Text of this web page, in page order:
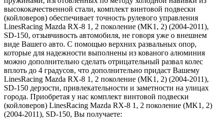
высококачественной стали, комплект винтовой подвески
(койловеров) обеспечивает точность рулевого управления
LinesRacing Mazda RX-8 1, 2 поколение (MK1, 2) (2004-2011),
SD-150, отзывчивость автомобиля, не говоря уже о внешнем
виде Вашего авто. С помощью верхних развальных опор,
которые для надежности выполнены из кованого алюминия
можно дополнительно сделать отрицательный развал колес
вплоть до 4 градусов, что дополнительно придаст Вашему
LinesRacing Mazda RX-8 1, 2 поколение (MK1, 2) (2004-2011),
SD-150 дерзости, привлекательности и заметности на улицах
города. Приобретая у нас комплект винтовой подвески
(койловеров) LinesRacing Mazda RX-8 1, 2 поколение (MK1, 2)
(2004-2011), SD-150, Вы получаете: